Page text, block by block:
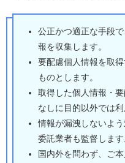
公正かつ適正な手段
報を収集します。
要配慮個人情報を取
ものとします。
取得した個人情報・
なしに目的以外では利
情報が漏洩しないよ
委託業者も監督します
国内外を問わず、ご